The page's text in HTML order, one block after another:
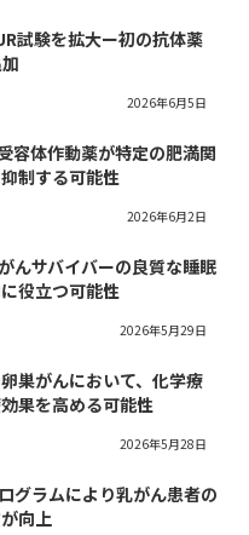
試験を拡大ー初の抗体薬
2026年6月5日
容体作動薬が特定の肥満関
制する可能性
2026年6月2日
んサバイバーの良質な睡眠
役立つ可能性
2026年5月29日
卵巣がんにおいて、化学療
果を高める可能性
2026年5月28日
グラムにより乳がん患者の
向上